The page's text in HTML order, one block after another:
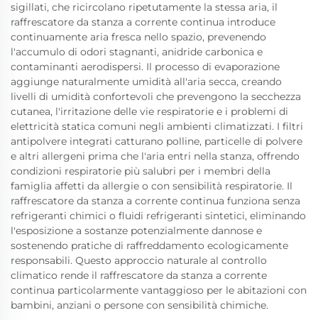
sigillati, che ricircolano ripetutamente la stessa aria, il
raffrescatore da stanza a corrente continua introduce
continuamente aria fresca nello spazio, prevenendo
l'accumulo di odori stagnanti, anidride carbonica e
contaminanti aerodispersi. Il processo di evaporazione
aggiunge naturalmente umidità all'aria secca, creando
livelli di umidità confortevoli che prevengono la secchezza
cutanea, l'irritazione delle vie respiratorie e i problemi di
elettricità statica comuni negli ambienti climatizzati. I filtri
antipolvere integrati catturano polline, particelle di polvere
e altri allergeni prima che l'aria entri nella stanza, offrendo
condizioni respiratorie più salubri per i membri della
famiglia affetti da allergie o con sensibilità respiratorie. Il
raffrescatore da stanza a corrente continua funziona senza
refrigeranti chimici o fluidi refrigeranti sintetici, eliminando
l'esposizione a sostanze potenzialmente dannose e
sostenendo pratiche di raffreddamento ecologicamente
responsabili. Questo approccio naturale al controllo
climatico rende il raffrescatore da stanza a corrente
continua particolarmente vantaggioso per le abitazioni con
bambini, anziani o persone con sensibilità chimiche.